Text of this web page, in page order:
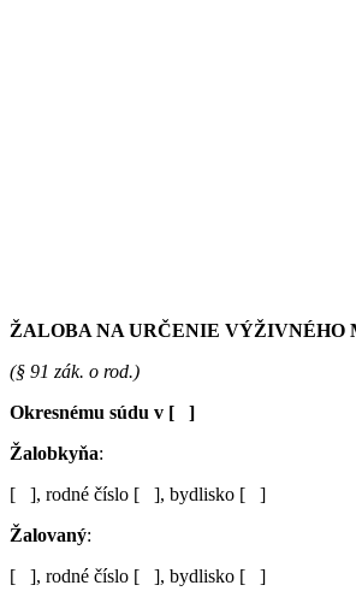
ŽALOBA NA URČENIE VÝŽIVNÉHO
(§ 91 zák. o rod.)
Okresnému súdu v [ ]
Žalobkyňa:
[ ], rodné číslo [ ], bydlisko [ ]
Žalovaný:
[ ], rodné číslo [ ], bydlisko [ ]